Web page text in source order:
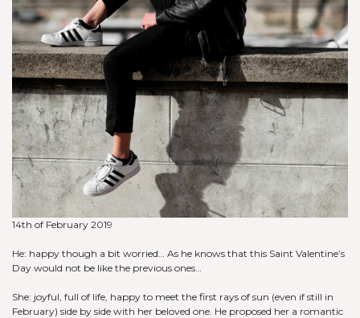
14th of February 2019
He: happy though a bit worried… As he knows that this Saint Valentine’s
Day would not be like the previous ones…
She: joyful, full of life, happy to meet the first rays of sun (even if still in
February) side by side with her beloved one. He proposed her a romantic